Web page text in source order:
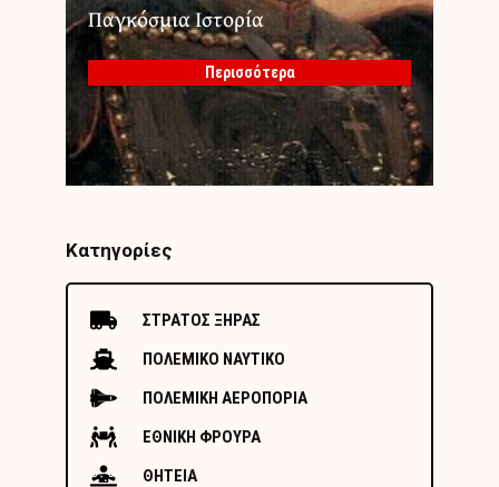
Παγκόσμια Ιστορία
Περισσότερα
Κατηγορίες
ΣΤΡΑΤΟΣ ΞΗΡΑΣ
ΠΟΛΕΜΙΚΟ ΝΑΥΤΙΚΟ
ΠΟΛΕΜΙΚΗ ΑΕΡΟΠΟΡΙΑ
ΕΘΝΙΚΗ ΦΡΟΥΡΑ
ΘΗΤΕΙΑ